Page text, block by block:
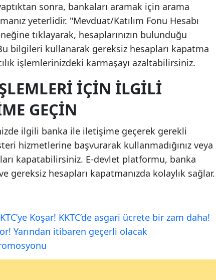
sonra, bankaları aramak için arama
yeterlidir. "Mevduat/Katılım Fonu Hesabı
tıklayarak, hesaplarınızın bulunduğu
bilgileri kullanarak gereksiz hesapları kapatma
işlemlerinizdeki karmaşayı azaltabilirsiniz.
İÇIN İLGILI
GEÇIN
ilgili banka ile iletişime geçerek gerekli
hizmetlerine başvurarak kullanmadığınız veya
kapatabilirsiniz. E-devlet platformu, banka
gereksiz hesapları kapatmanızda kolaylık sağlar.
Koşar! KKTC’de asgari ücrete bir zam daha!
Yarından itibaren geçerli olacak